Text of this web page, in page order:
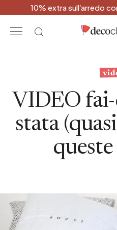
10% extra sull’arredo
VIDEO
stata